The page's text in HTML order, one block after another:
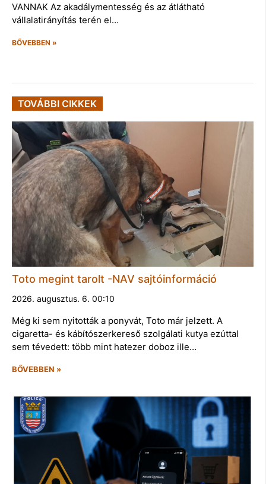
VANNAK Az akadálymentesség és az átlátható
vállalatirányítás terén el…
BŐVEBBEN »
TOVÁBBI CIKKEK
Toto megint tarolt -NAV sajtóinformáció
2026. augusztus. 6. 00:10
Még ki sem nyitották a ponyvát, Toto már jelzett. A
cigaretta- és kábítószerkereső szolgálati kutya ezúttal
sem tévedett: több mint hatezer doboz ille…
BŐVEBBEN »